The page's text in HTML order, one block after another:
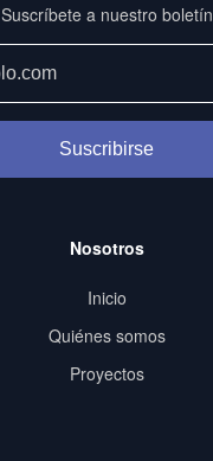
Suscríbete a nuestro boletín
Suscribirse
Nosotros
Inicio
Quiénes somos
Proyectos